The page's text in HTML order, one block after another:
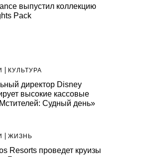
выпустил коллекцию
Pack
КУЛЬТУРА
директор Disney
высокие кассовые
Судный день»
ЖИЗНЬ
Resorts проведет круизы